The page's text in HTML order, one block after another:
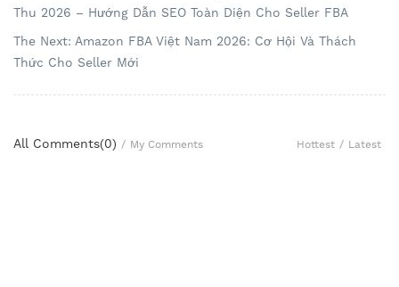
Thu 2026 – Hướng Dẫn SEO Toàn Diện Cho Seller FBA
The Next: Amazon FBA Việt Nam 2026: Cơ Hội Và Thách
Thức Cho Seller Mới
All Comments(0) / My Comments Hottest / Latest